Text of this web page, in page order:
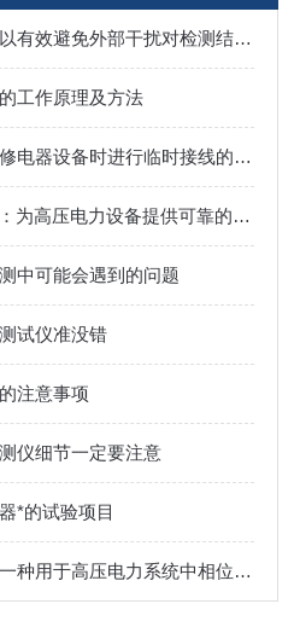
手持局部放电检测仪可以有效避免外部干扰对检测结果的影响
工作原理及方法
高空接线钳是测试或检修电器设备时进行临时接线的专用夹具
300KV直流高压发生器：为高压电力设备提供可靠的测试解决方案
中可能会遇到的问题
试仪准没错
注意事项
仪细节一定要注意
*的试验项目
卫星授时远程核相仪是一种用于高压电力系统中相位测量的先进设备